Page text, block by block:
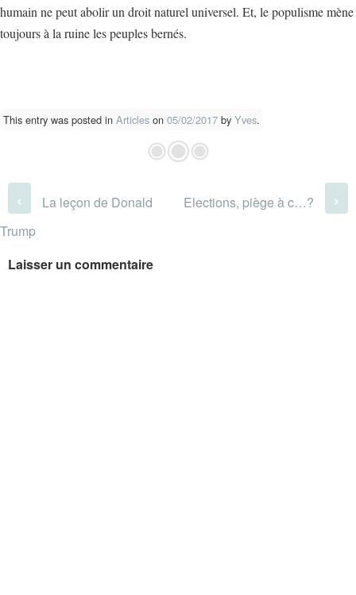
humain ne peut abolir un droit naturel universel. Et, le populisme mène
toujours à la ruine les peuples bernés.
This entry was posted in Articles on 05/02/2017 by Yves.
‹
La leçon de Donald
Trump
Elections, piège à c…? ›
Laisser un commentaire